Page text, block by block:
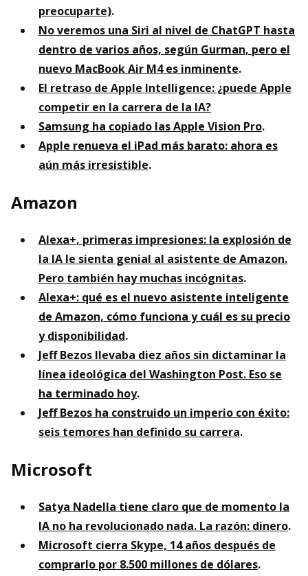
preocuparte).
No veremos una Siri al nivel de ChatGPT hasta
dentro de varios años, según Gurman, pero el
nuevo MacBook Air M4 es inminente.
El retraso de Apple Intelligence: ¿puede Apple
competir en la carrera de la IA?
Samsung ha copiado las Apple Vision Pro.
Apple renueva el iPad más barato: ahora es
aún más irresistible.
Amazon
Alexa+, primeras impresiones: la explosión de
la IA le sienta genial al asistente de Amazon.
Pero también hay muchas incógnitas.
Alexa+: qué es el nuevo asistente inteligente
de Amazon, cómo funciona y cuál es su precio
y disponibilidad.
Jeff Bezos llevaba diez años sin dictaminar la
línea ideológica del Washington Post. Eso se
ha terminado hoy.
Jeff Bezos ha construido un imperio con éxito:
seis temores han definido su carrera.
Microsoft
Satya Nadella tiene claro que de momento la
IA no ha revolucionado nada. La razón: dinero.
Microsoft cierra Skype, 14 años después de
comprarlo por 8.500 millones de dólares.